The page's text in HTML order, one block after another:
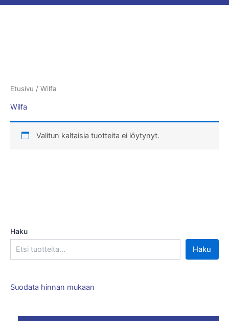
Haku
Haku
Suodata hinnan mukaan
Etusivu / Wilfa
Wilfa
Valitun kaltaisia tuotteita ei löytynyt.